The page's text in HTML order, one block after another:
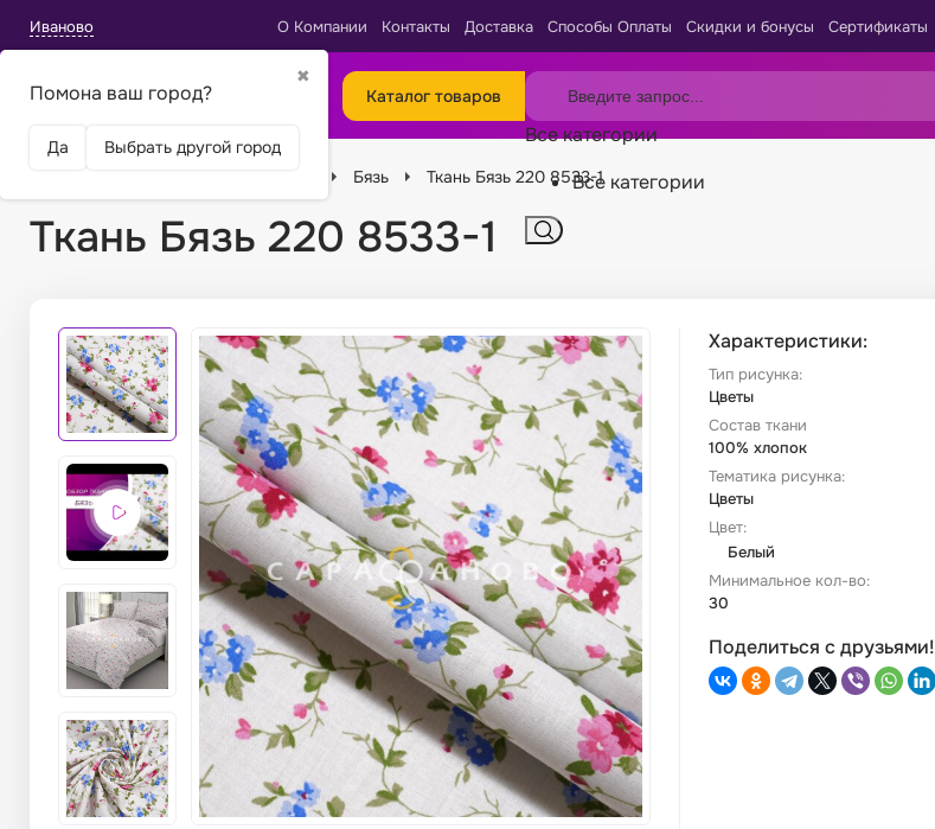
Иваново
✖
Помона ваш город?
Да Выбрать другой город
О Компании Контакты Доставка Способы Оплаты Скидки и бонусы Сертификаты
Каталог товаров
Все категории
Все категории
Бязь Ткань Бязь 220 8533-1
Ткань Бязь 220 8533-1
Характеристики:
Тип рисунка:
Цветы
Состав ткани
100% хлопок
Тематика рисунка:
Цветы
Цвет:
Белый
Минимальное кол-во:
30
Поделиться с друзьями!